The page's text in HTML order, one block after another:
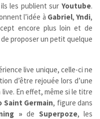
les publient surYoutube.
l’idée à Gabriel, Yndi,
encore plus loin et de
proposer un petit quelque
live unique, celle-ci ne
d’être rejouée lors d’une
En effet, même si le titre
Saint Germain, figure dans
» de Superpoze, les